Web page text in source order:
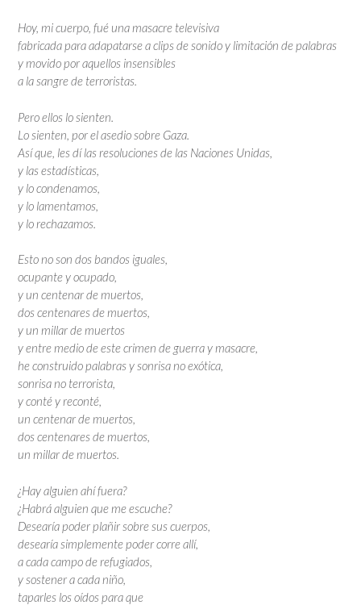
Hoy, mi cuerpo, fué una masacre televisiva
fabricada para adapatarse a clips de sonido y limitación de palabras
y movido por aquellos insensibles
a la sangre de terroristas.
Pero ellos lo sienten.
Lo sienten, por el asedio sobre Gaza.
Así que, les dí las resoluciones de las Naciones Unidas,
y las estadísticas,
y lo condenamos,
y lo lamentamos,
y lo rechazamos.
Esto no son dos bandos iguales,
ocupante y ocupado,
y un centenar de muertos,
dos centenares de muertos,
y un millar de muertos
y entre medio de este crimen de guerra y masacre,
he construido palabras y sonrisa no exótica,
sonrisa no terrorista,
y conté y reconté,
un centenar de muertos,
dos centenares de muertos,
un millar de muertos.
¿Hay alguien ahí fuera?
¿Habrá alguien que me escuche?
Desearía poder plañir sobre sus cuerpos,
desearía simplemente poder corre allí,
a cada campo de refugiados,
y sostener a cada niño,
taparles los oídos para que